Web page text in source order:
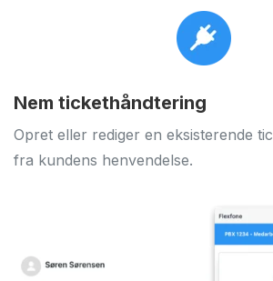
Nem tickethåndtering
Opret eller rediger en eksisterende
fra kundens henvendelse.